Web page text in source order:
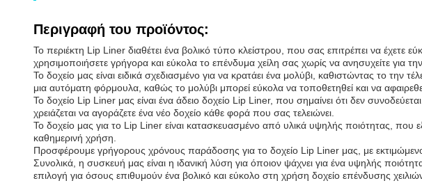
Περιγραφή του προϊόντος:
Το περιέκτη Lip Liner διαθέτει ένα βολικό τύπο κλείστρου, που σας επιτρέπει να
χρησιμοποιήσετε γρήγορα και εύκολα το επένδυμα χείλη σας χωρίς να ανησυχείτε για
Το δοχείο μας είναι ειδικά σχεδιασμένο για να κρατάει ένα μολύβι, καθιστώντας το την
μια αυτόματη φόρμουλα, καθώς το μολύβι μπορεί εύκολα να τοποθετηθεί και να
Το δοχείο Lip Liner μας είναι ένα άδειο δοχείο Lip Liner, που σημαίνει ότι δεν
χρειάζεται να αγοράζετε ένα νέο δοχείο κάθε φορά που σας τελειώνει.
Το δοχείο μας για το Lip Liner είναι κατασκευασμένο από υλικά υψηλής ποιότητας, που
καθημερινή χρήση.
Προσφέρουμε γρήγορους χρόνους παράδοσης για το δοχείο Lip Liner μας, με
Συνολικά, η συσκευή μας είναι η ιδανική λύση για όποιον ψάχνει για ένα υψηλής
επιλογή για όσους επιθυμούν ένα βολικό και εύκολο στη χρήση δοχείο επένδυσης